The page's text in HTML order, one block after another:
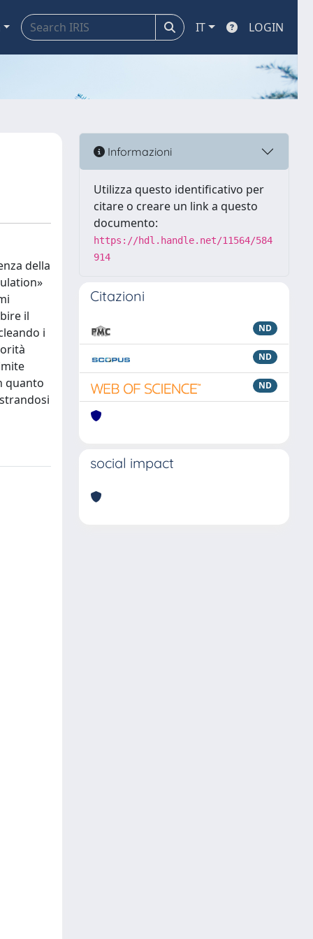
IT LOGIN
della
il
i
quanto
Informazioni
Utilizza questo identificativo per
citare o creare un link a questo
documento:
https://hdl.handle.net/11564/584
914
Citazioni
ND
ND
ND
social impact